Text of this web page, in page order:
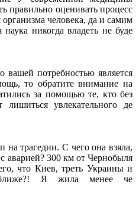
правильно оценивать процесс
человека, да и самим
никогда владеть не буде
вашей потребностью является
то обратите внимание на
за помощью те, кто без
лишиться увлекательного де
трагедии. С чего она взяла,
аварией? 300 км от Чернобыля
что Киев, треть Украины и
ближе?! Я жила менее че